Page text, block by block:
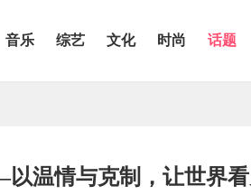
音乐 综艺 文化 时尚 话题
温情与克制，让世界